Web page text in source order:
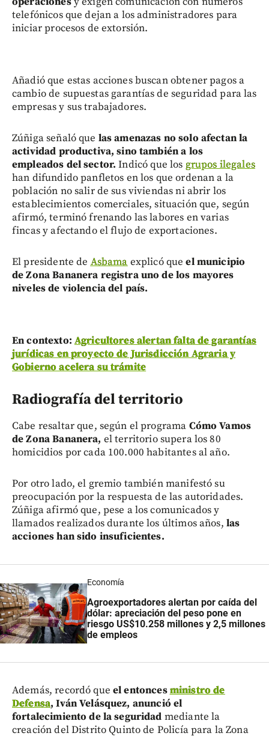
telefónicos que dejan a los administradores para
iniciar procesos de extorsión.
Añadió que estas acciones buscan obtener pagos a
cambio de supuestas garantías de seguridad para las
empresas y sus trabajadores.
Zúñiga señaló que las amenazas no solo afectan la
actividad productiva, sino también a los
empleados del sector.Indicó que los grupos ilegales
han difundido panfletos en los que ordenan a la
población no salir de sus viviendas ni abrir los
establecimientos comerciales, situación que, según
afirmó, terminó frenando las labores en varias
fincas y afectando el flujo de exportaciones.
El presidente de Asbama explicó queel municipio
de Zona Bananera registra uno de los mayores
niveles de violencia del país.
En contexto: Agricultores alertan falta de garantías
jurídicas en proyecto de Jurisdicción Agraria y
Gobierno acelera su trámite
Radiografía del territorio
Cabe resaltar que, según el programa Cómo Vamos
de Zona Bananera, el territorio supera los 80
homicidios por cada 100.000 habitantes al año.
Por otro lado, el gremio también manifestó su
preocupación por la respuesta de las autoridades.
Zúñiga afirmó que, pese a los comunicados y
llamados realizados durante los últimos años, las
acciones han sido insuficientes.
Economía
Agroexportadores alertan por caída del
dólar: apreciación del peso pone en
riesgo US$10.258 millones y 2,5 millones
de empleos
Además, recordó que el entoncesministro de
Defensa, Iván Velásquez, anunció el
fortalecimiento de la seguridad mediante la
creación del Distrito Quinto de Policía para la Zona